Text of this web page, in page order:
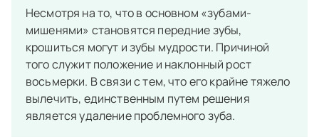
Несмотря на то, что в основном «зубами-
мишенями» становятся передние зубы,
крошиться могут и зубы мудрости. Причиной
того служит положение и наклонный рост
восьмерки. В связи с тем, что его крайне тяжело
вылечить, единственным путем решения
является удаление проблемного зуба.